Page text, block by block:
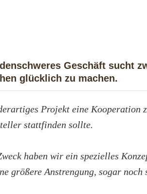
Geschäft sucht
glücklich zu machen.
Projekt eine Kooperation
stattfinden sollte.
haben wir ein spezielles
größere Anstrengung, sogar